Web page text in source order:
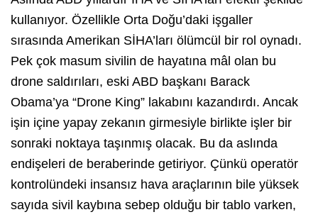
kullanıyor. Özellikle Orta Doğu’daki işgaller
sırasında Amerikan SİHA’ları ölümcül bir rol oynadı.
Pek çok masum sivilin de hayatına mâl olan bu
drone saldırıları, eski ABD başkanı Barack
Obama’ya “Drone King” lakabını kazandırdı. Ancak
işin içine yapay zekanın girmesiyle birlikte işler bir
sonraki noktaya taşınmış olacak. Bu da aslında
endişeleri de beraberinde getiriyor. Çünkü operatör
kontrolündeki insansız hava araçlarının bile yüksek
sayıda sivil kaybına sebep olduğu bir tablo varken,